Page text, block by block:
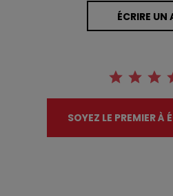
ÉCRIRE UN
SOYEZ LE PREMIER À